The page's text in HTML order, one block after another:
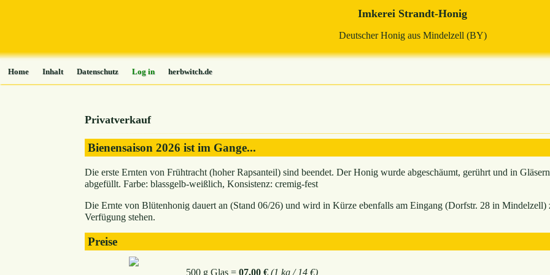
Imkerei Strandt-Honig
Deutscher Honig aus Mindelzell (BY)
Home Inhalt Datenschutz Log in herbwitch.de
Privatverkauf
Bienensaison 2026 ist im Gange...
Die erste Ernten von Frühtracht (hoher Rapsanteil) sind beendet. Der Honig wurde abgeschäumt, gerührt und in Gläsern
abgefüllt. Farbe: blassgelb-weißlich, Konsistenz: cremig-fest
Die Ernte von Blütenhonig dauert an (Stand 06/26) und wird in Kürze ebenfalls am Eingang (Dorfstr. 28 in Mindelzell)
Verfügung stehen.
Preise
500 g Glas = 07,00 € (1 kg / 14 €)